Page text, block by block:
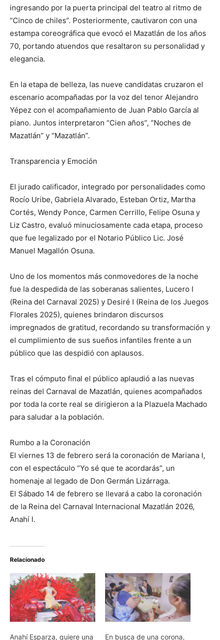
ingresando por la puerta principal del teatro al ritmo de
“Cinco de chiles”. Posteriormente, cautivaron con una
estampa coreográfica que evocó el Mazatlán de los años
70, portando atuendos que resaltaron su personalidad y
elegancia.
En la etapa de belleza, las nueve candidatas cruzaron el
escenario acompañadas por la voz del tenor Alejandro
Yépez con el acompañamiento de Juan Pablo García al
piano. Juntos interpretaron “Cien años”, “Noches de
Mazatlán” y “Mazatlán”.
Transparencia y Emoción
El jurado calificador, integrado por personalidades como
Rocío Uribe, Gabriela Alvarado, Esteban Ortiz, Martha
Cortés, Wendy Ponce, Carmen Cerrillo, Felipe Osuna y
Liz Castro, evaluó minuciosamente cada etapa, proceso
que fue legalizado por el Notario Público Lic. José
Manuel Magallón Osuna.
Uno de los momentos más conmovedores de la noche
fue la despedida de las soberanas salientes, Lucero I
(Reina del Carnaval 2025) y Desiré I (Reina de los Juegos
Florales 2025), quienes brindaron discursos
impregnados de gratitud, recordando su transformación y
el cumplimiento de sus sueños infantiles frente a un
público que las despidió con aplausos.
Tras el cómputo final el público aplaudió a las nuevas
reinas del Carnaval de Mazatlán, quienes acompañados
por toda la corte real se dirigieron a la Plazuela Machado
para saludar a la población.
Rumbo a la Coronación
El viernes 13 de febrero será la coronación de Mariana I,
con el espectáculo “Yo sé que te acordarás”, un
homenaje al legado de Don Germán Lizárraga.
El Sábado 14 de febrero se llevará a cabo la coronación
de la Reina del Carnaval Internacional Mazatlán 2026,
Anahí I.
Relacionado
Anahí Esparza, quiere una En busca de una corona,